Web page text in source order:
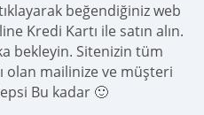
beğendiğiniz web
Kredi Kartı ile satın alın.
bekleyin. Sitenizin tüm
olan mailinize ve müşteri
Bu kadar 🙂